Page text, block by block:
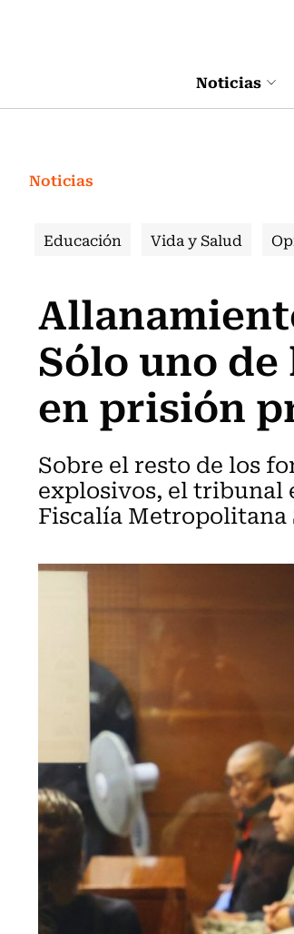
Noticias
Noticias
Educación Vida y Salud
Sólo uno
en prisión
Sobre el resto de los
explosivos, el tribunal
Fiscalía